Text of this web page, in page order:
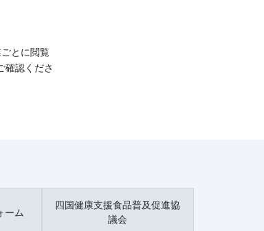
とに閲覧
確認くださ
ーム
四国健康支援食品普及促進協
議会